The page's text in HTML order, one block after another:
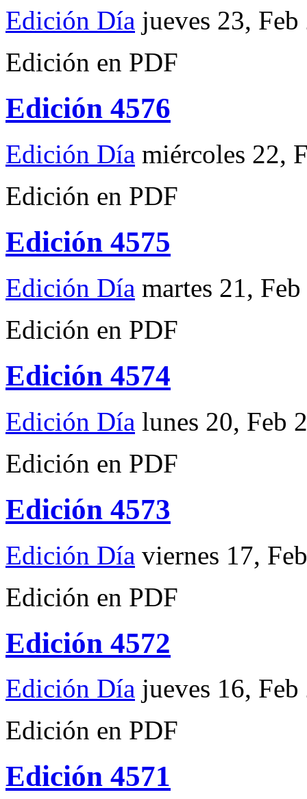
Edición Día jueves 23, Feb
Edición en PDF
Edición 4576
Edición Día miércoles 22,
Edición en PDF
Edición 4575
Edición Día martes 21,
Edición en PDF
Edición 4574
Edición Día lunes 20, Feb
Edición en PDF
Edición 4573
Edición Día viernes 17,
Edición en PDF
Edición 4572
Edición Día jueves 16, Feb
Edición en PDF
Edición 4571